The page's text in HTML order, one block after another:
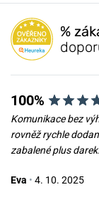
charcoal
%
100%
Komunikace bez
rovněž rychle
zabalené plus darek.
Eva • 4. 10. 2025